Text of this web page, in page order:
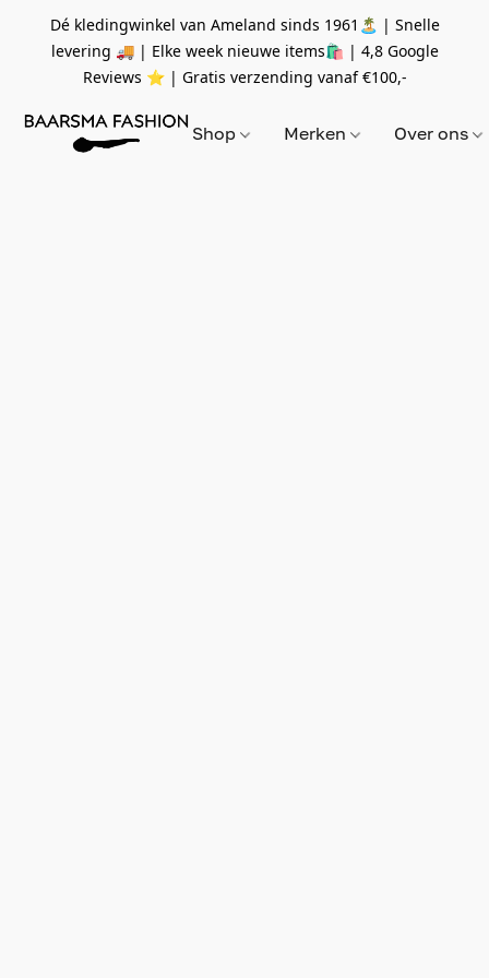
Dé kledingwinkel van Ameland sinds 1961🏝 | Snelle
levering 🚚 | Elke week nieuwe items🛍 | 4,8 Google
Reviews ⭐️ | Gratis verzending vanaf€100,-
Shop Merken Over ons